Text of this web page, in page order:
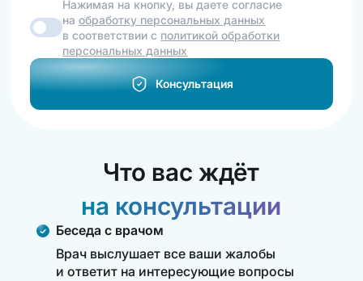
Нажимая на кнопку, вы даете согласие
наобработку персональных данных
в соответствии с политикой обработки
персональных данных
Консультация
Что вас ждёт
на консультации
Беседа с врачом
Врач выслушает все ваши жалобы
и ответит на интересующие вопросы